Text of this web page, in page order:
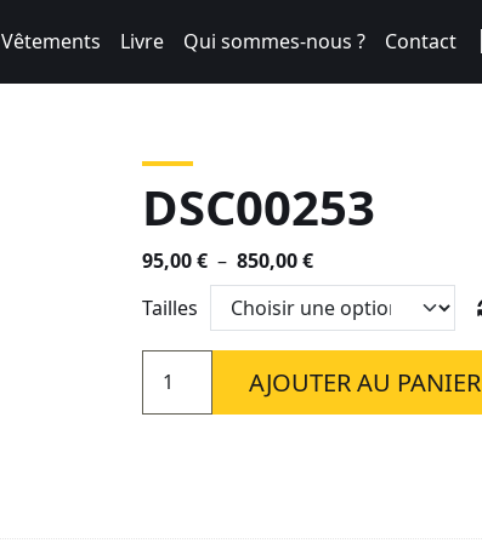
Vêtements Livre Qui sommes-nous ? Contact
DSC00253
95,00€ – 850,00€Plage
de
prix :
95,00 €
à
Tailles
DSC00253
AJOUTER AU PANIER